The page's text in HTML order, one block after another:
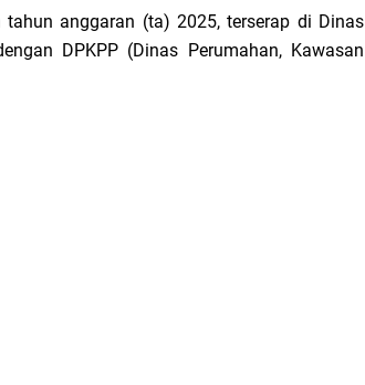
anggaran (ta) 2025, terserap di Dinas
DPKPP (Dinas Perumahan, Kawasan